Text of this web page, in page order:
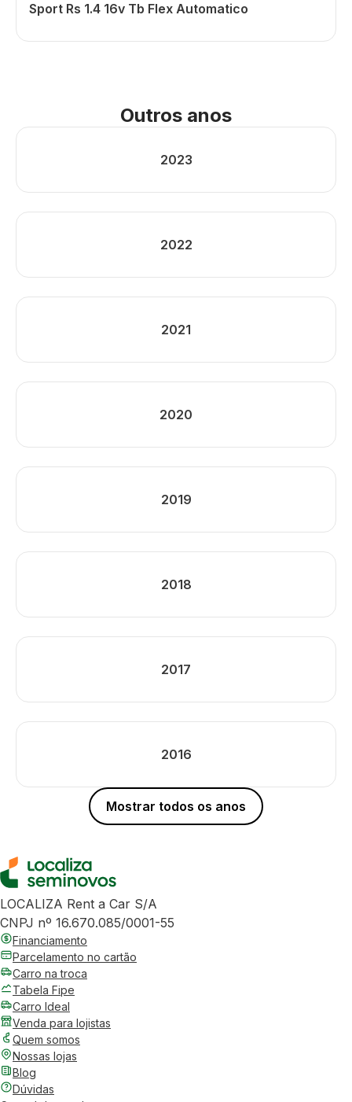
Sport Rs 1.4 16v Tb Flex Automatico
Outros anos
2023
2022
2021
2020
2019
2018
2017
2016
Mostrar todos os anos
LOCALIZA Rent a Car S/A
CNPJ nº 16.670.085/0001-55
Financiamento
Parcelamento no cartão
Carro na troca
Tabela Fipe
Carro Ideal
Venda para lojistas
Quem somos
Nossas lojas
Blog
Dúvidas